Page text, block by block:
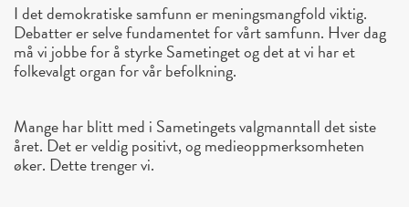
I det demokratiske samfunn er meningsmangfold viktig.
Debatter er selve fundamentet for vårt samfunn. Hver dag
må vi jobbe for å styrke Sametinget og det at vi har et
folkevalgt organ for vår befolkning.
Mange har blitt med i Sametingets valgmanntall det siste
året. Det er veldig positivt, og medieoppmerksomheten
øker. Dette trenger vi.